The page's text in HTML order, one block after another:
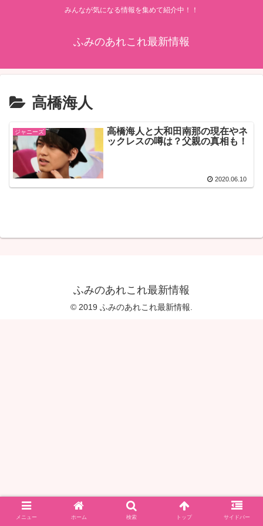
みんなが気になる情報を集めて紹介中！！
ふみのあれこれ最新情報
高橋海人
ジャニーズ
高橋海人と大和田南那の現在やネ
ックレスの噂は？父親の真相も！
2020.06.10
ふみのあれこれ最新情報
© 2019 ふみのあれこれ最新情報.
メニュー ホーム 検索 トップ サイドバー